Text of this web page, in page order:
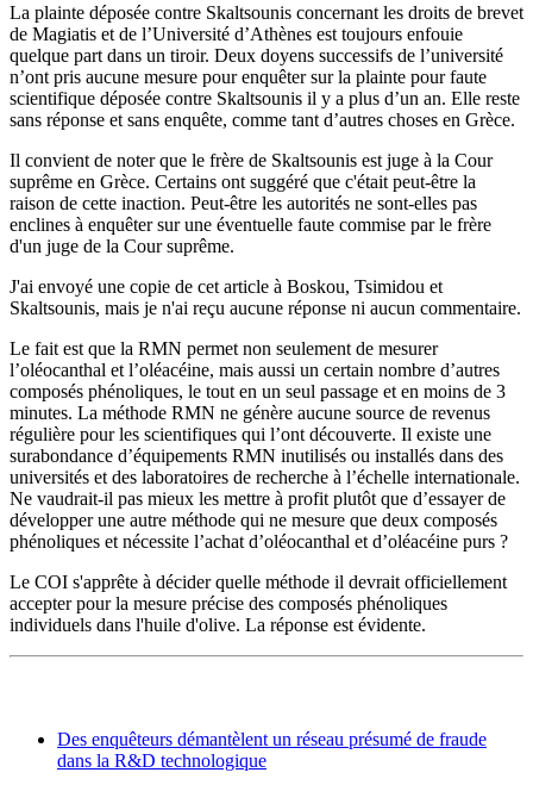
La plainte déposée contre Skaltsounis concernant les droits de brevet
de Magiatis et de l’Université d’Athènes est toujours enfouie
quelque part dans un tiroir. Deux doyens successifs de l’université
n’ont pris aucune mesure pour enquêter sur la plainte pour faute
scientifique déposée contre Skaltsounis il y a plus d’un an. Elle reste
sans réponse et sans enquête, comme tant d’autres choses en Grèce.
Il convient de noter que le frère de Skaltsounis est juge à la Cour
suprême en Grèce. Certains ont suggéré que c'était peut-être la
raison de cette inaction. Peut-être les autorités ne sont-elles pas
enclines à enquêter sur une éventuelle faute commise par le frère
d'un juge de la Cour suprême.
J'ai envoyé une copie de cet article à Boskou, Tsimidou et
Skaltsounis, mais je n'ai reçu aucune réponse ni aucun commentaire.
Le fait est que la RMN permet non seulement de mesurer
l’oléocanthal et l’oléacéine, mais aussi un certain nombre d’autres
composés phénoliques, le tout en un seul passage et en moins de 3
minutes. La méthode RMN ne génère aucune source de revenus
régulière pour les scientifiques qui l’ont découverte. Il existe une
surabondance d’équipements RMN inutilisés ou installés dans des
universités et des laboratoires de recherche à l’échelle internationale.
Ne vaudrait-il pas mieux les mettre à profit plutôt que d’essayer de
développer une autre méthode qui ne mesure que deux composés
phénoliques et nécessite l’achat d’oléocanthal et d’oléacéine purs ?
Le COI s'apprête à décider quelle méthode il devrait officiellement
accepter pour la mesure précise des composés phénoliques
individuels dans l'huile d'olive. La réponse est évidente.
Des enquêteurs démantèlent un réseau présumé de fraude
dans la R&D technologique